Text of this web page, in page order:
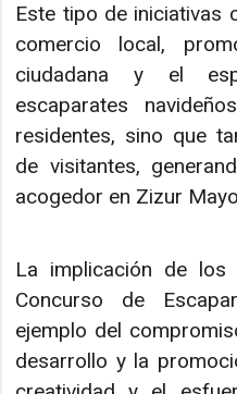
Este tipo de iniciativas
comercio local,
ciudadana y el
escaparates
residentes, sino que
de visitantes,
acogedor en Zizur
La implicación de
Concurso de
ejemplo del
desarrollo y la